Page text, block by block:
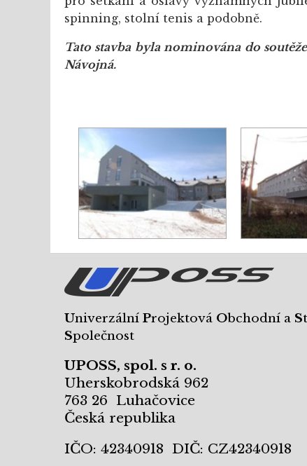
spinning, stolní tenis a podobně.
Tato stavba byla nominována do
Návojná.
Univerzální Projektová Obchodní a S
Společnost
UPOSS, spol. s r. o.
Uherskobrodská 962
763 26 Luhačovice
Česká republika
IČO: 42340918 DIČ: CZ42340918